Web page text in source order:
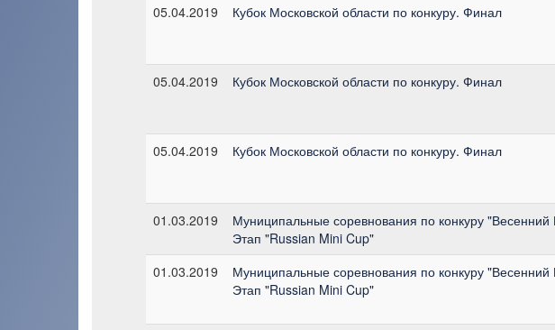
05.04.2019
Кубок Московской области по конкуру. Финал
05.04.2019 Кубок Московской области по конкуру. Финал
05.04.2019 Кубок Московской области по конкуру. Финал
01.03.2019
Муниципальные соревнования по конкуру "Весенний
Этап "Russian Mini Cup"
01.03.2019
Муниципальные соревнования по конкуру "Весенний
Этап "Russian Mini Cup"